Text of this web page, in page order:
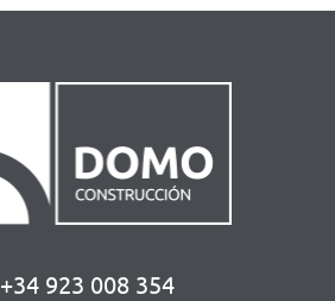
+34 923 008 354